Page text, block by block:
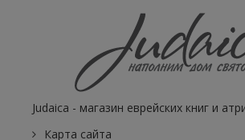
Judaica - магазин еврейских книг и
Карта сайта